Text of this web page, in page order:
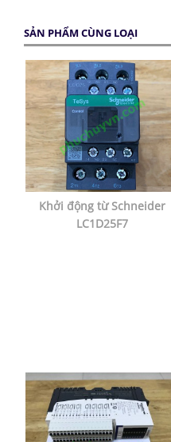
SẢN PHẨM CÙNG LOẠI
Khởi động từ Schneider
LC1D25F7